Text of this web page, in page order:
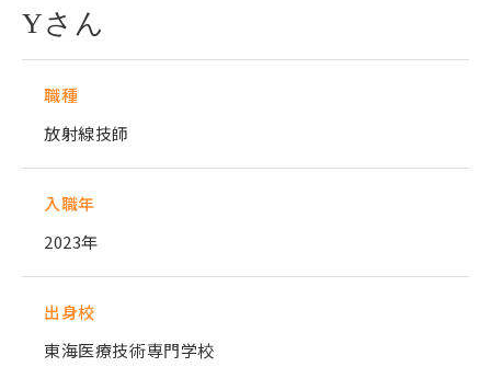
Yさん
職種
放射線技師
入職年
2023年
出身校
東海医療技術専門学校